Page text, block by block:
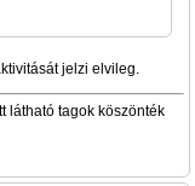
jelzi elvileg.
látható tagok köszönték